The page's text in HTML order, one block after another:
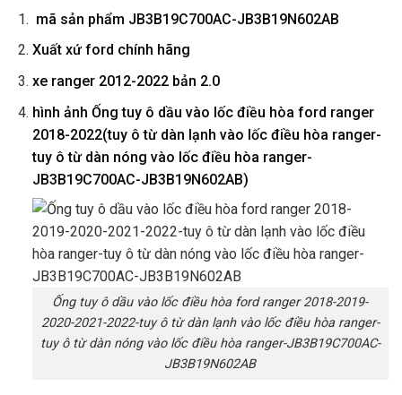
mã sản phẩm JB3B19C700AC-JB3B19N602AB
Xuất xứ ford chính hãng
xe ranger 2012-2022 bản 2.0
hình ảnh Ống tuy ô dầu vào lốc điều hòa ford ranger
2018-2022(tuy ô từ dàn lạnh vào lốc điều hòa ranger-
tuy ô từ dàn nóng vào lốc điều hòa ranger-
JB3B19C700AC-JB3B19N602AB)
Ống tuy ô dầu vào lốc điều hòa ford ranger 2018-2019-
2020-2021-2022-tuy ô từ dàn lạnh vào lốc điều hòa ranger-
tuy ô từ dàn nóng vào lốc điều hòa ranger-JB3B19C700AC-
JB3B19N602AB